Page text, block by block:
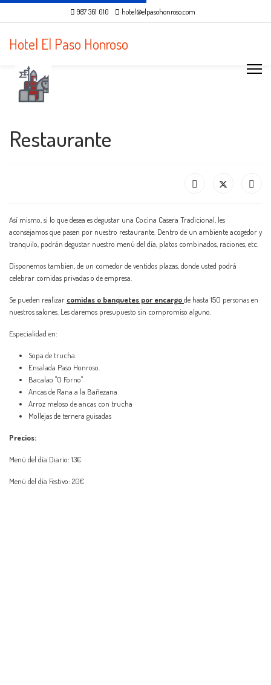
987 361 010 hotel@elpasohonroso.com
Hotel El Paso Honroso
Restaurante
Así mismo, si lo que desea es degustar una Cocina Casera Tradicional, les
aconsejamos que pasen por nuestro restaurante. Dentro de un ambiente acogedor y
tranquilo, podrán degustar nuestro menú del día, platos combinados, raciones, etc.
Disponemos tambien, de un comedor de ventidos plazas, donde usted podrá
celebrar comidas privadas o de empresa.
Se pueden realizar comidas o banquetes por encargode hasta 150 personas en
nuestros salones. Les daremos presupuesto sin compromiso alguno.
Especialidad en:
Sopa de trucha.
Ensalada Paso Honroso.
Bacalao "O Forno"
Ancas de Rana a la Bañezana
Arroz meloso de ancas con trucha
Mollejas de ternera guisadas
Precios:
Menú del día Diario: 13€
Menú del día Festivo: 20€